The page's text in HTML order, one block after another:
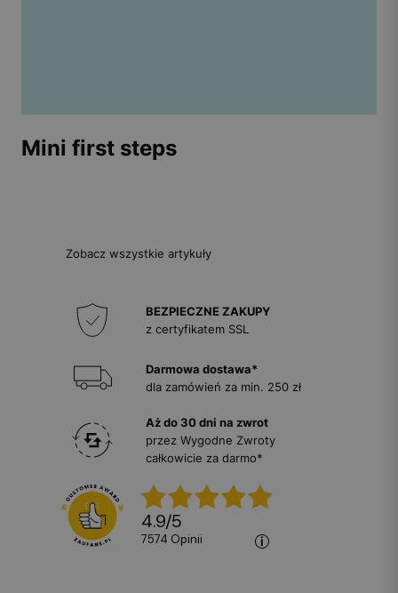
Mini first steps
Zobacz wszystkie artykuły
BEZPIECZNE ZAKUPY
z certyfikatem SSL
Darmowa dostawa*
dla zamówień za min. 250 zł
Aż do 30 dni na zwrot
przez Wygodne Zwroty
całkowicie za darmo*
4.9/5
7574 opinii